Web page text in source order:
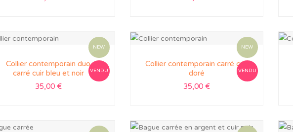
NEW
VENDU
Collier contemporain duo
carré cuir bleu et noir
35,00 €
NEW
VENDU
Collier contemporain carré cuir
doré
35,00 €